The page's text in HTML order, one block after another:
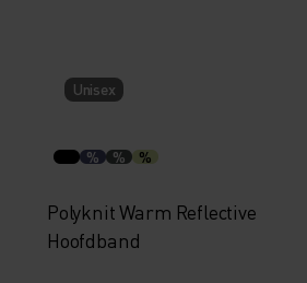
Unisex
% % %
Polyknit Warm Reflective
Hoofdband